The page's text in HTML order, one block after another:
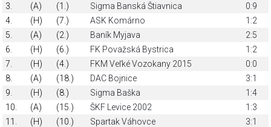
3.
(A) (1.) Sigma Banská Štiavnica
0:9
4.
(H) (7.) ASK Komárno
1:2
5.
(A) (2.) Baník Myjava
2:5
6.
(H) (6.) FK Považská Bystrica
1:2
7.
(H) (4.) FKM Veľké Vozokany 2015
0:0
8.
(A) (18.) DAC Bojnice
3:1
9.
(H) (8.) Sigma Baška
1:4
10.
(A) (15.) ŠKF Levice 2002
1:3
11.
(H) (10.) Spartak Váhovce
3:1